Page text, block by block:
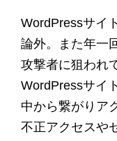
WordPressサイ
論外。また年一
攻撃者に狙われ
WordPressサイ
中から繋がりア
不正アクセスや